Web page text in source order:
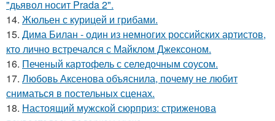
"дьявол носит Prada 2".
14. Жюльен с курицей и грибами.
15. Дима Билан - один из немногих российских артистов,
кто лично встречался с Майклом Джексоном.
16. Печеный картофель с селедочным соусом.
17. Любовь Аксенова объяснила, почему не любит
сниматься в постельных сценах.
18. Настоящий мужской сюрприз: стриженова